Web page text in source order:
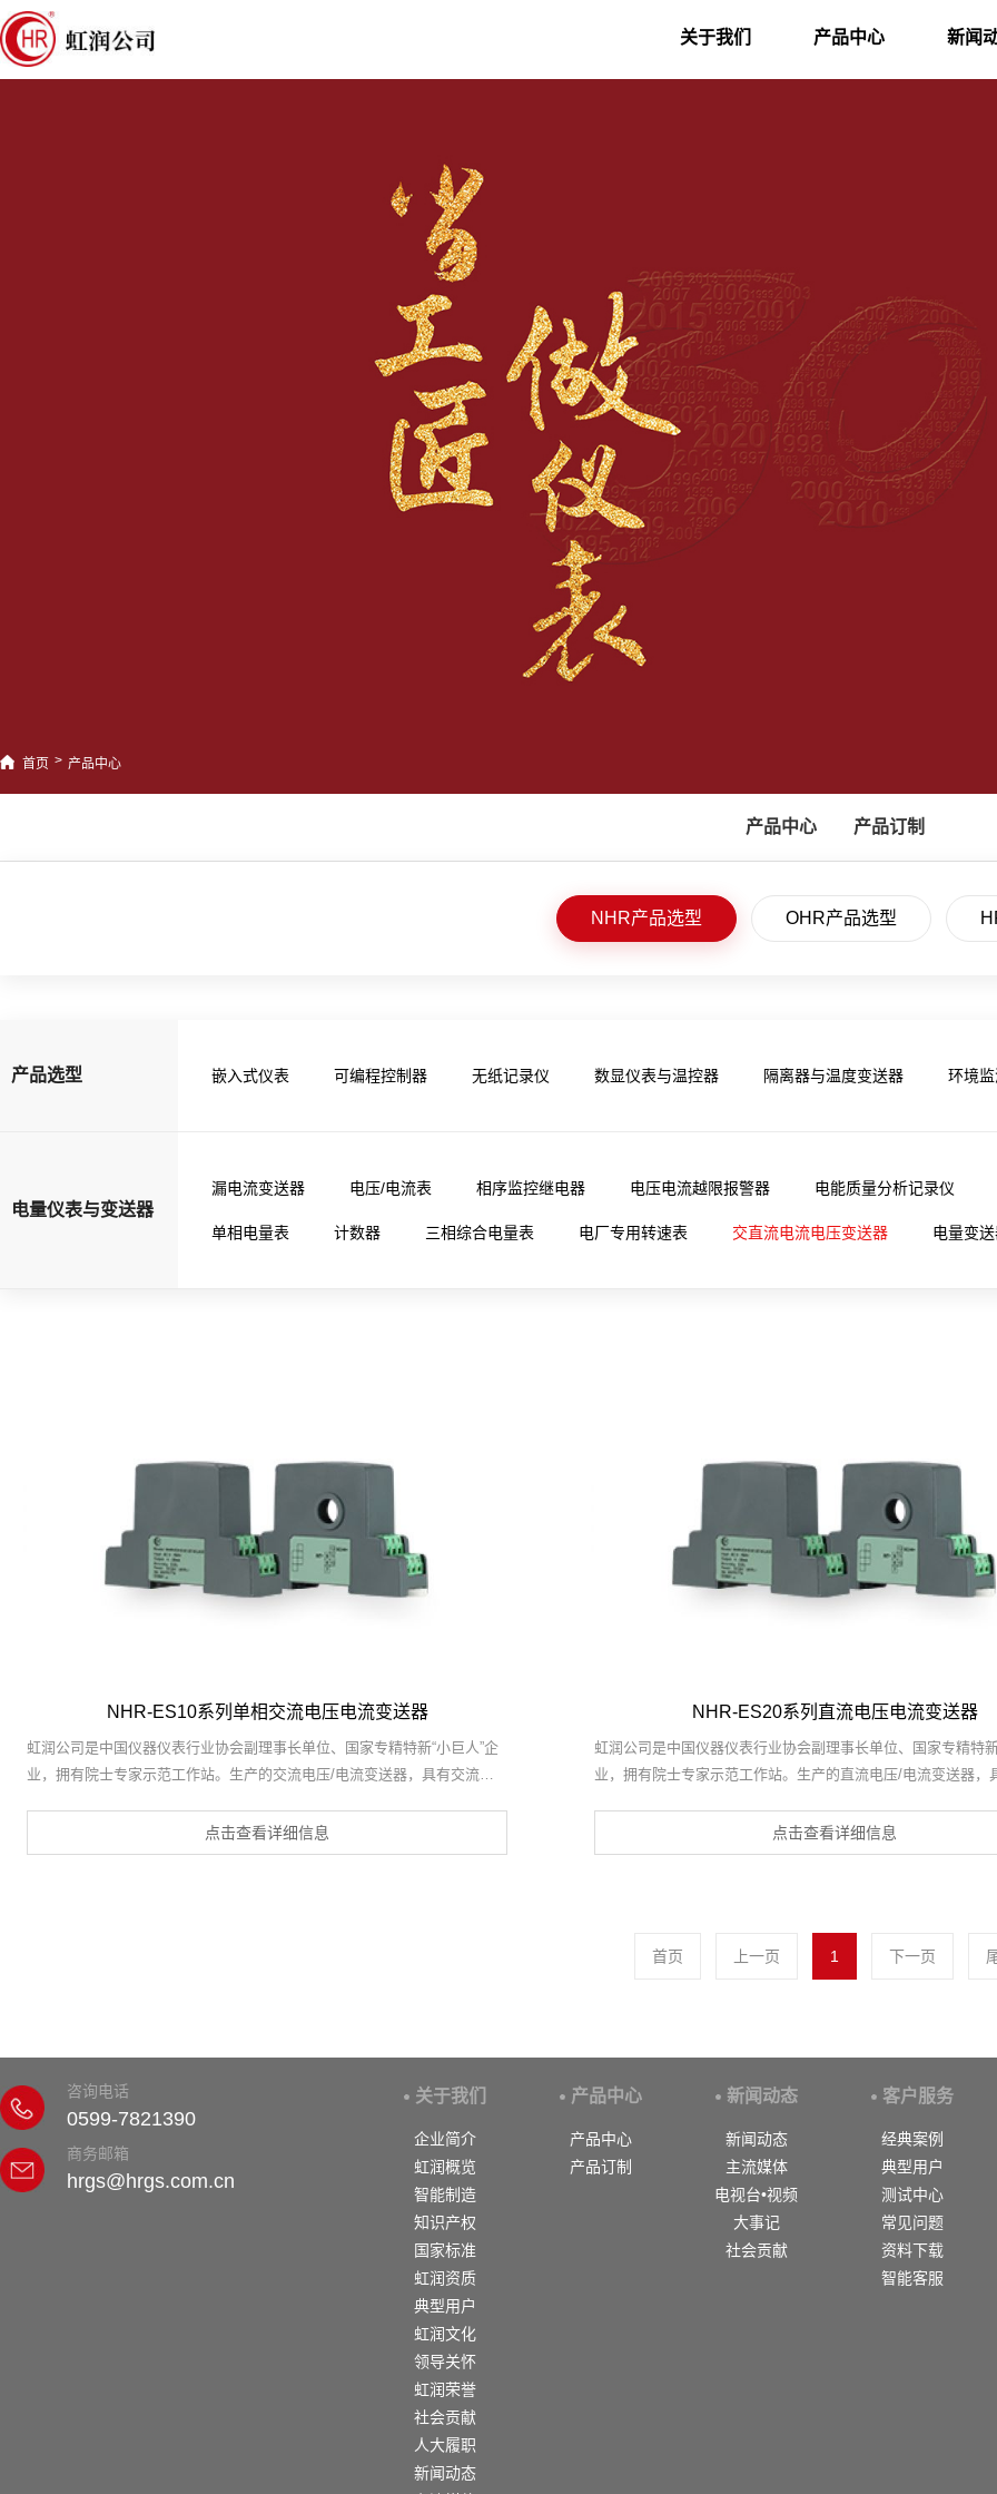
关于我们 产品中心 新闻
首页 > 产品中心
产品中心 产品订制
NHR产品选型 OHR产品选型
产品选型 嵌入式仪表 可编程控制器 无纸记录仪 数显仪表与温控器 隔离器与温度变送器 环境
电量仪表与变送器
漏电流变送器 电压/电流表 相序监控继电器 电压电流越限报警器 电能质量分析记录仪
单相电量表 计数器 三相综合电量表 电厂专用转速表 交直流电流电压变送器 电量变
NHR-ES10系列单相交流电压电流变送器
虹润公司是中国仪器仪表行业协会副理事长单位、国家专精特新“小巨人”企
业，拥有院士专家示范工作站。生产的交流电压/电流变送器，具有交流电
产品获得一种交流信号变送器、交直流信号转换电路、基于DCS技术的盘装
式三相电量表等3项国家发明专利，主持起草工业过程控制系统用模拟输入
点击查看详细信息
NHR-ES20系列直流电压电流变送器
虹润公司是中国仪器仪表行业协会副理事长单位、国家专精特
业，拥有院士专家示范工作站。生产的直流电压/电流变送器，
产品获得一种交流信号变送器、交直流信号转换电路、基于
式三相电量表等3项国家发明专利，主持起草工业过程控制系统
标准，参与国际5G标准制定。产品广泛应用于工业自动化、电
源、科研实验基础设施等需要电力参数监测的领域。
点击查看详细信息
首页 上一页 1 下一页
咨询电话
0599-7821390
商务邮箱
hrgs@hrgs.com.cn
关于我们
企业简介
虹润概览
智能制造
知识产权
国家标准
虹润资质
典型用户
虹润文化
领导关怀
虹润荣誉
社会贡献
人大履职
新闻动态
产品中心
产品中心
产品订制
新闻动态
新闻动态
主流媒体
电视台•视频
大事记
社会贡献
客户服务
经典案例
典型用户
测试中心
常见问题
资料下载
智能客服